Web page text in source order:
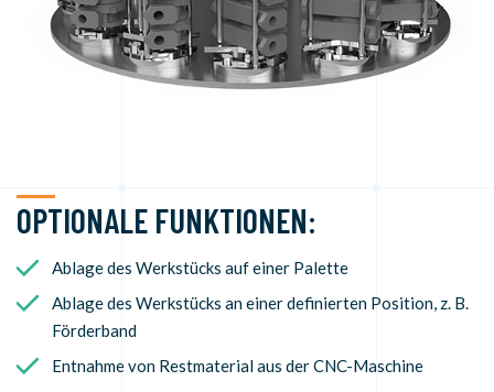
OPTIONALE FUNKTIONEN:
Ablage des Werkstücks auf einer Palette
Ablage des Werkstücks an einer definierten Position, z. B.
Förderband
Entnahme von Restmaterial aus der CNC-Maschine